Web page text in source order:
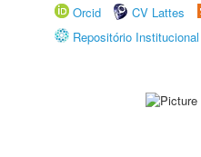
Orcid
CV Lattes
Repositório